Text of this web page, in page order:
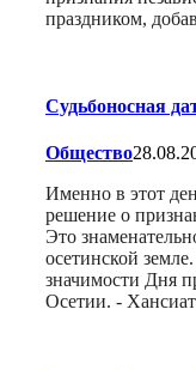
праздником,
Судьбоносная
Общество
Именно в этот
решение о
Это
осетинской
значимости Дня
Осетии. -